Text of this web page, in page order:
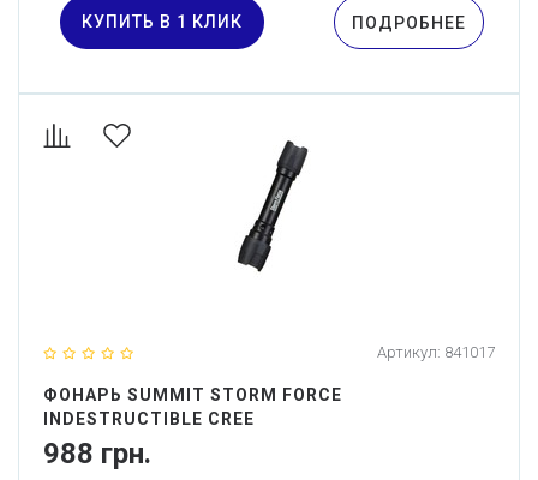
КУПИТЬ В 1 КЛИК ПОДРОБНЕЕ
Артикул: 841017
ФОНАРЬ SUMMIT STORM FORCE
INDESTRUCTIBLE CREE
988 грн.